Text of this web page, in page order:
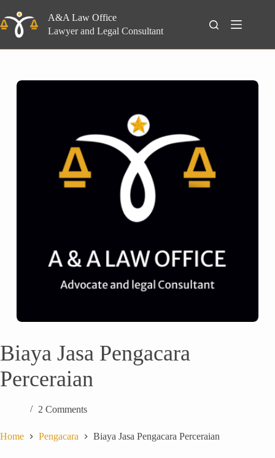
to
content
A&A Law Office
Lawyer and Legal Consultant
Search
Biaya Jasa Pengacara
Perceraian
2 Comments
Home Pengacara Biaya Jasa Pengacara Perceraian